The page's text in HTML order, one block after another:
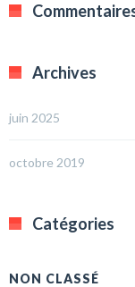
Archives
juin 2025
octobre 2019
Catégories
NON CLASSÉ